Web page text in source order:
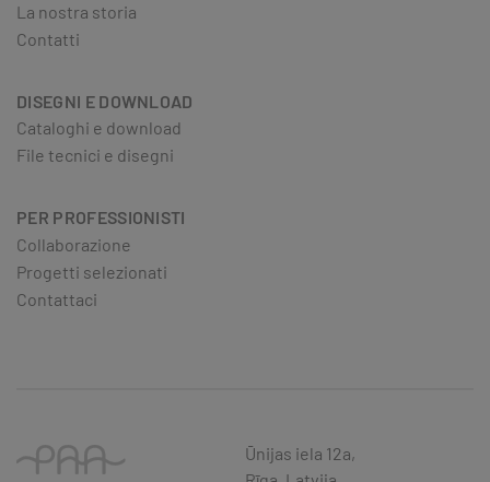
La nostra storia
Contatti
DISEGNI E DOWNLOAD
Cataloghi e download
File tecnici e disegni
PER PROFESSIONISTI
Collaborazione
Progetti selezionati
Contattaci
Ūnijas iela 12a,